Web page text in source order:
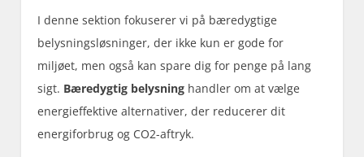
I denne sektion fokuserer vi på bæredygtige
belysningsløsninger, der ikke kun er gode for
miljøet, men også kan spare dig for penge på lang
sigt. Bæredygtig belysning handler om at vælge
energieffektive alternativer, der reducerer dit
energiforbrug og CO2-aftryk.